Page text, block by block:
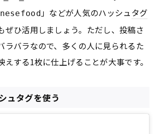
」などが人気のハッシュタグ
ぜひ活用しましょう。ただし、投稿さ
ラバラなので、多くの人に見られるた
えする1枚に仕上げることが大事です。
ュタグを使う